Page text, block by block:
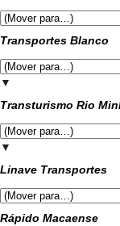
Transportes Blanco
▼
Transturismo Rio
▼
Linave Transportes
Rápido Macaense